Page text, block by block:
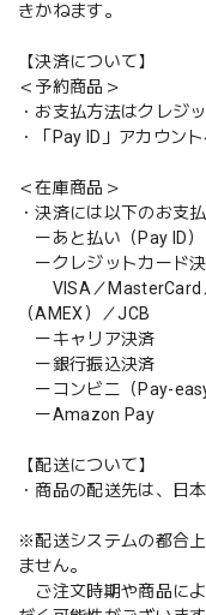
きかねます。
【決済について】
＜予約商品＞
・お支払方法はクレジ
・「Pay ID」アカウン
＜在庫商品＞
・決済には以下のお支
ーあと払い（Pay ID）
ークレジットカード
VISA／MasterCard
（AMEX）／JCB
ーキャリア決済
ー銀行振込決済
ーコンビニ（Pay-
ーAmazon Pay
【配送について】
・商品の配送先は、日
※配送システムの都合
ません。
ご注文時期や商品に